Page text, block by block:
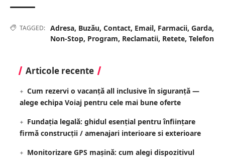
TAGGED: Adresa, Buzău, Contact, Email, Farmacii, Garda,
Non-Stop, Program, Reclamatii, Retete, Telefon
Articole recente
Cum rezervi o vacanță all inclusive în siguranță —
alege echipa Voiaj pentru cele mai bune oferte
Fundația legală: ghidul esențial pentru înființare
firmă construcții / amenajari interioare si exterioare
Monitorizare GPS mașină: cum alegi dispozitivul